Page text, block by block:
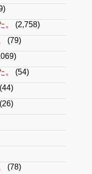
。
(2,758)
(79)
。
(54)
(44)
(26)
(78)